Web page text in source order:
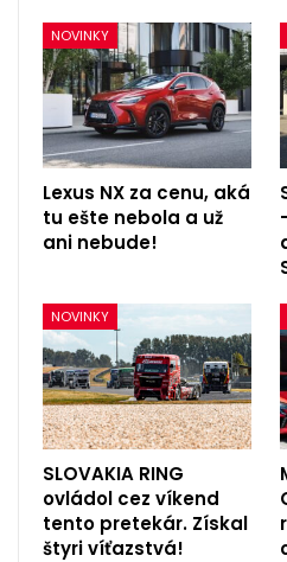
NOVINKY
Lexus NX za cenu, aká
tu ešte nebola a už
ani nebude!
NOVINKY
SLOVAKIA RING
ovládol cez víkend
tento pretekár. Získal
štyri víťazstvá!